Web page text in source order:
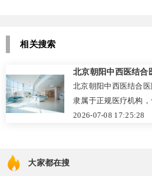
相关搜索
北京朝阳中西医结合
北京朝阳中西医结合
隶属于正规医疗机构
疗。科室配备裂隙灯等
2026-07-08 17:25:28
大家都在搜